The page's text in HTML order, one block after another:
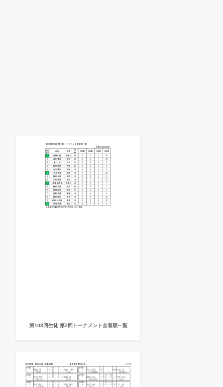
第108回生徒 第2回トーナメント全着順一覧